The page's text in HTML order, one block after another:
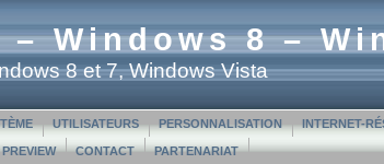
Windows 8 –
8 et 7, Windows Vista
UTILISATEURS PERSONNALISATION INTERNET-
CONTACT PARTENARIAT